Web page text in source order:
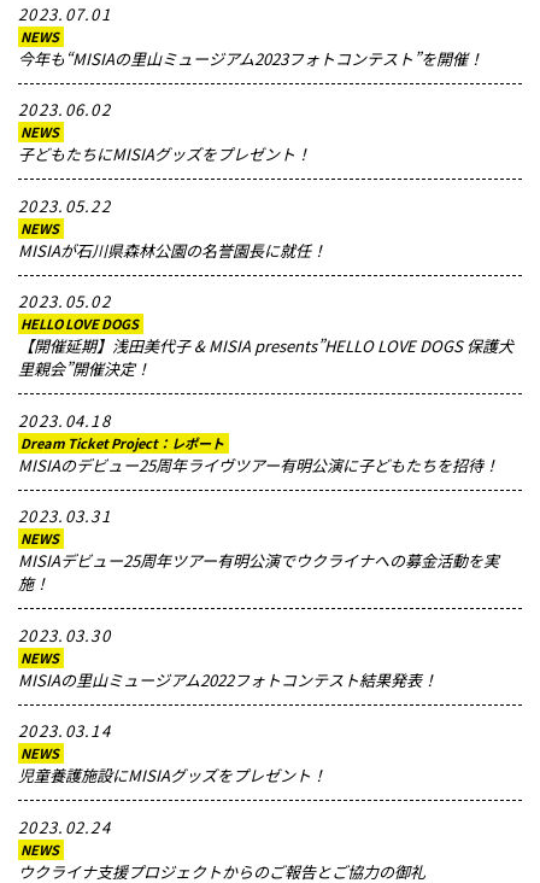
2023.07.01
NEWS
今年も“MISIAの里山ミュージアム2023フォトコンテスト”を開催！
2023.06.02
NEWS
子どもたちにMISIAグッズをプレゼント！
2023.05.22
NEWS
MISIAが石川県森林公園の名誉園長に就任！
2023.05.02
HELLO LOVE DOGS
【開催延期】浅田美代子 & MISIA presents”HELLO LOVE DOGS 保護犬
里親会”開催決定！
2023.04.18
Dream Ticket Project：レポート
MISIAのデビュー25周年ライヴツアー有明公演に子どもたちを招待！
2023.03.31
NEWS
MISIAデビュー25周年ツアー有明公演でウクライナへの募金活動を実
施！
2023.03.30
NEWS
MISIAの里山ミュージアム2022フォトコンテスト結果発表！
2023.03.14
NEWS
児童養護施設にMISIAグッズをプレゼント！
2023.02.24
NEWS
ウクライナ支援プロジェクトからのご報告とご協力の御礼